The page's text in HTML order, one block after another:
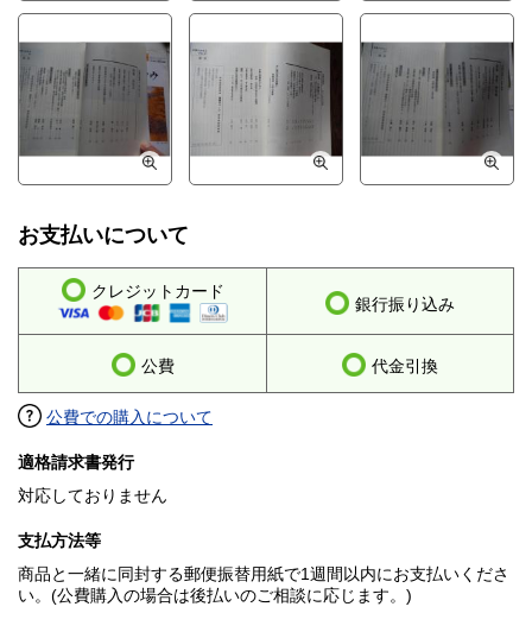
お支払いについて
クレジットカード
銀行振り込み
公費 代金引換
公費での購入について
適格請求書発行
対応しておりません
支払方法等
商品と一緒に同封する郵便振替用紙で1週間以内にお支払いくださ
い。(公費購入の場合は後払いのご相談に応じます。)